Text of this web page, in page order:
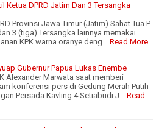
Ketua DPRD Jatim Dan 3 Tersangka
Provinsi Jawa Timur (Jatim) Sahat Tua P.
3 (tiga) Tersangka lainnya memakai
KPK warna oranye deng… Read More
Gubernur Papua Lukas Enembe
Alexander Marwata saat memberi
konferensi pers di Gedung Merah Putih
Persada Kavling 4 Setiabudi J… Read